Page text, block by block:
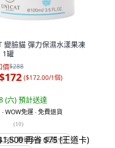
變臉貓 彈力保濕水漾果凍
1罐
價$288
($172.00/1個)
(六) 預計送達
WOW免運 ∙ 免費退貨
(10)
再省 $75 (王道卡)